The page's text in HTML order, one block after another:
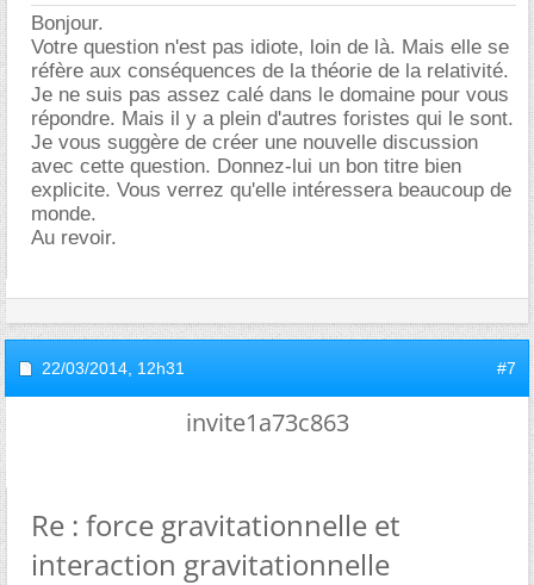
Bonjour.
Votre question n'est pas idiote, loin de là. Mais elle se
réfère aux conséquences de la théorie de la relativité.
Je ne suis pas assez calé dans le domaine pour vous
répondre. Mais il y a plein d'autres foristes qui le sont.
Je vous suggère de créer une nouvelle discussion
avec cette question. Donnez-lui un bon titre bien
explicite. Vous verrez qu'elle intéressera beaucoup de
monde.
Au revoir.
22/03/2014, 12h31 #7
invite1a73c863
Re : force gravitationnelle et
interaction gravitationnelle